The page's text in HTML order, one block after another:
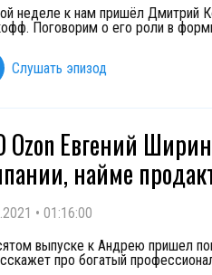
неделе к нам пришёл Дмитрий
Поговорим о его роли в
Слушать эпизод
Ozon Евгений
найме
• 01:16:00
выпуске к Андрею пришел
про богатый